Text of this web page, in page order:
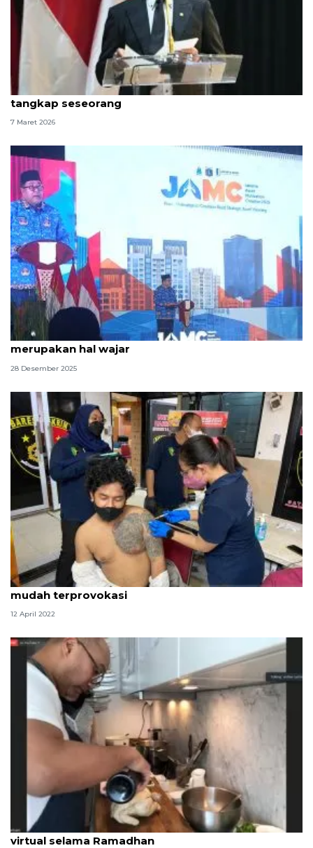
Menko Yusril ingatkan APH hati-hati sebelum
tangkap seseorang
7 Maret 2026
Rano Karno sebut ketidakpuasan terkait UMP
merupakan hal wajar
28 Desember 2025
Polisi harap ratusan pemuda yang ditangkap tidak
mudah terprovokasi
12 April 2022
WNI di Swedia adakan demo masak dan diskusi
virtual selama Ramadhan